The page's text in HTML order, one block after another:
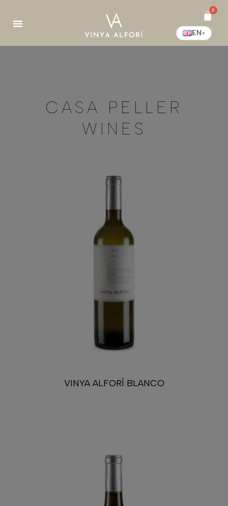
0
EN▾
CASA PELLER
WINES
VINYA ALFORÍ BLANCO